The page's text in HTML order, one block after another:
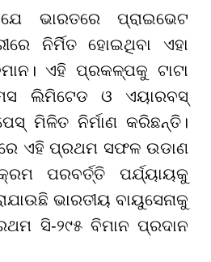
ଭାରତରେ ପ୍ରାଇଭେଟ
ନିର୍ମିତ ହୋଇଥିବା ଏହା
ଏହି ପ୍ରକଳ୍ପକୁ ଟାଟା
ଲିମିଟେଡ ଓ ଏୟାରବସ୍
ମିଳିତ ନିର୍ମାଣ କରିଛନ୍ତି।
ଏହି ପ୍ରଥମ ସଫଳ ଉଡାଣ
ପରବର୍ତ୍ତି ପର୍ଯ୍ୟାୟକୁ
ଭାରତୀୟ ବାୟୁସେନାକୁ
ସି-୨୯୫ ବିମାନ ପ୍ରଦାନ